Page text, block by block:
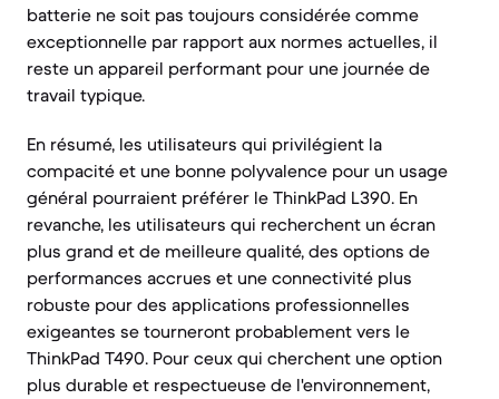
batterie ne soit pas toujours considérée comme
exceptionnelle par rapport aux normes actuelles, il
reste un appareil performant pour une journée de
travail typique.
En résumé, les utilisateurs qui privilégient la
compacité et une bonne polyvalence pour un usage
général pourraient préférer le ThinkPad L390. En
revanche, les utilisateurs qui recherchent un écran
plus grand et de meilleure qualité, des options de
performances accrues et une connectivité plus
robuste pour des applications professionnelles
exigeantes se tourneront probablement vers le
ThinkPad T490. Pour ceux qui cherchent une option
plus durable et respectueuse de l'environnement,